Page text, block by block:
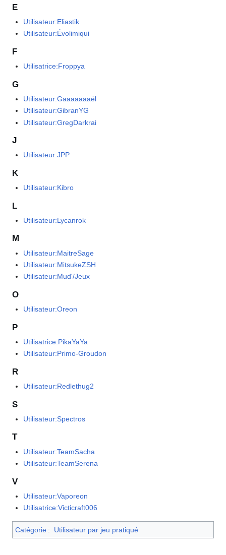
E
Utilisateur:Eliastik
Utilisateur:Évolimiqui
F
Utilisatrice:Froppya
G
Utilisateur:Gaaaaaaaël
Utilisateur:GibranYG
Utilisateur:GregDarkrai
J
Utilisateur:JPP
K
Utilisateur:Kibro
L
Utilisateur:Lycanrok
M
Utilisateur:MaitreSage
Utilisateur:MitsukeZSH
Utilisateur:Mud'/Jeux
O
Utilisateur:Oreon
P
Utilisatrice:PikaYaYa
Utilisateur:Primo-Groudon
R
Utilisateur:Redlethug2
S
Utilisateur:Spectros
T
Utilisateur:TeamSacha
Utilisateur:TeamSerena
V
Utilisateur:Vaporeon
Utilisatrice:Victicraft006
Catégorie : Utilisateur par jeu pratiqué